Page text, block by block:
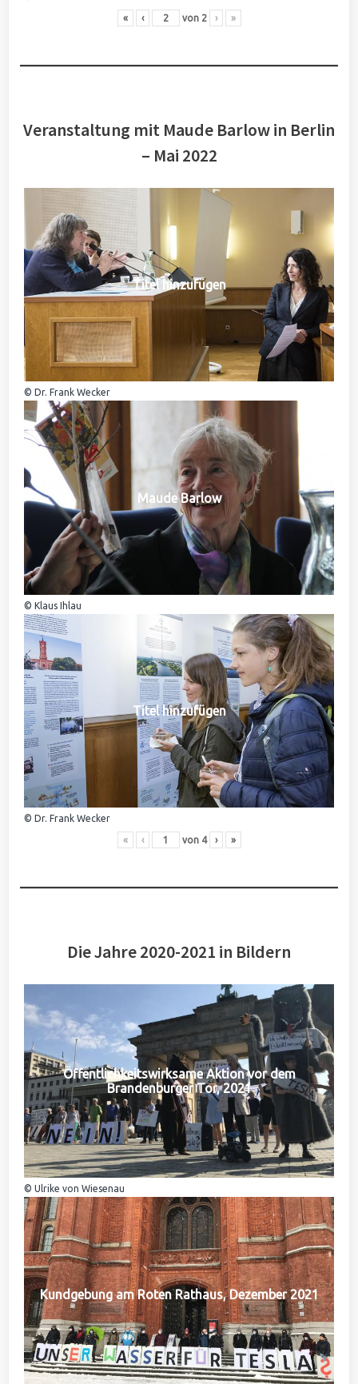
« ‹ von 2 › »
Veranstaltung mit Maude Barlow in Berlin
– Mai 2022
Titel hinzufügen
© Dr. Frank Wecker
Maude Barlow
© Klaus Ihlau
Titel hinzufügen
© Dr. Frank Wecker
« ‹ von 4 › »
Die Jahre 2020-2021 in Bildern
Öffentlichkeitswirksame Aktion vor dem
Brandenburger Tor, 2021
© Ulrike von Wiesenau
Kundgebung am Roten Rathaus, Dezember 2021